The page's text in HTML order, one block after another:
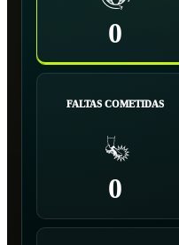
0
FALTAS COMETIDAS
0